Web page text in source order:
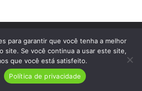
para garantir que você tenha a melhor
site. Se você continua a usar este site,
que você está satisfeito.
Política de privacidade